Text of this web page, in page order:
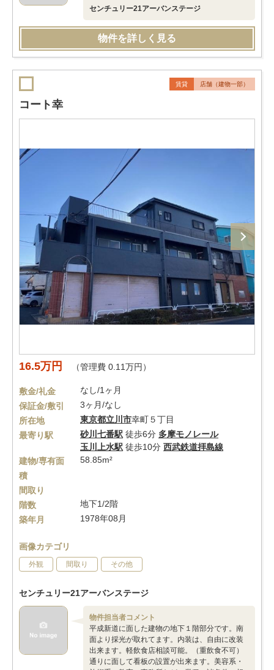
センチュリー21アーバンステージ
物件を詳しく見る
賃貸 店舗（建物一部）
コート幸
16.5万円 （管理費 0.11万円）
敷金/礼金
なし/1ヶ月
保証金/敷引
3ヶ月/なし
所在地
東京都立川市幸町５丁目
最寄り駅
砂川七番駅 徒歩6分 多摩モノレール
玉川上水駅 徒歩10分 西武鉄道拝島線
建物/専有面
積
58.85m²
間取り
階数
地下1/2階
築年月
1978年08月
画像カテゴリ
外観 間取り その他
センチュリー21アーバンステージ
物件担当者コメント
平成新道に面した建物の地下１階部分です。南
面より採光が取れてます。内装は、自由に改装
出来ます。軽飲食店相談可能。（重飲食不可）
通りに面して看板の設置が出来ます。美容系・